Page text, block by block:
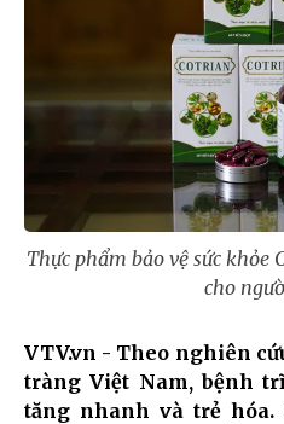
Thực phẩm bảo vệ sức
cho
VTV.vn - Theo nghiên
tràng Việt Nam, bệnh
tăng nhanh và trẻ hóa.